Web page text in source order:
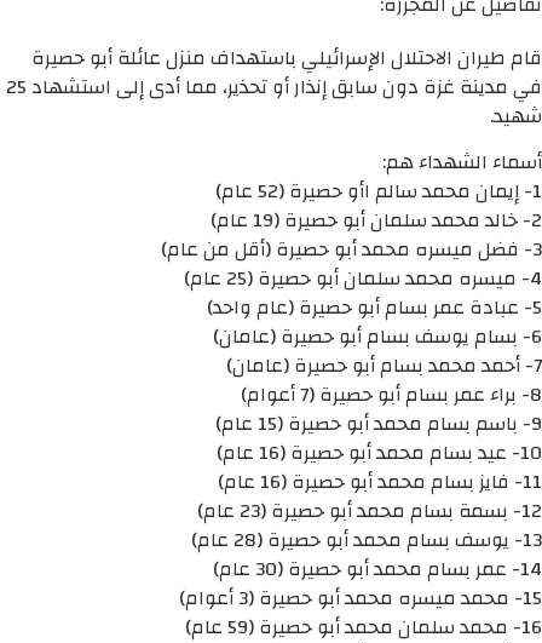
قام طيران الاحتلال الإسرائيلي باستهداف منزل عائلة أبو حصيرة
في مدينة غزة دون سابق إنذار أو تحذير، مما أدى إلى استشهاد 25
شهيد.
أسماء الشهداء هم:
1- إيمان محمد سالم اأو حصيرة (52 عام)
2- خالد محمد سلمان أبو حصيرة (19 عام)
3- فضل ميسره محمد أبو حصيرة (أقل من عام)
4- ميسره محمد سلمان أبو حصيرة (25 عام)
5- عبادة عمر بسام أبو حصيرة (عام واحد)
6- بسام يوسف بسام أبو حصيرة (عامان)
7- أحمد محمد بسام أبو حصيرة (عامان)
8- براء عمر بسام أبو حصيرة (7 أعوام)
9- باسم بسام محمد أبو حصيرة (15 عام)
10- عيد بسام محمد أبو حصيرة (16 عام)
11- فايز بسام محمد أبو حصيرة (16 عام)
12- بسمة بسام محمد أبو حصيرة (23 عام)
13- يوسف بسام محمد أبو حصيرة (28 عام)
14- عمر بسام محمد أبو حصيرة (30 عام)
15- محمد ميسره محمد أبو حصيرة (3 أعوام)
16- محمد سلمان محمد أبو حصيرة (59 عام)